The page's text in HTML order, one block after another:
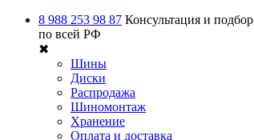
8 988 253 98 87 Консультация и подбор
по всей РФ
✖
Шины
Диски
Распродажа
Шиномонтаж
Хранение
Оплата и доставка